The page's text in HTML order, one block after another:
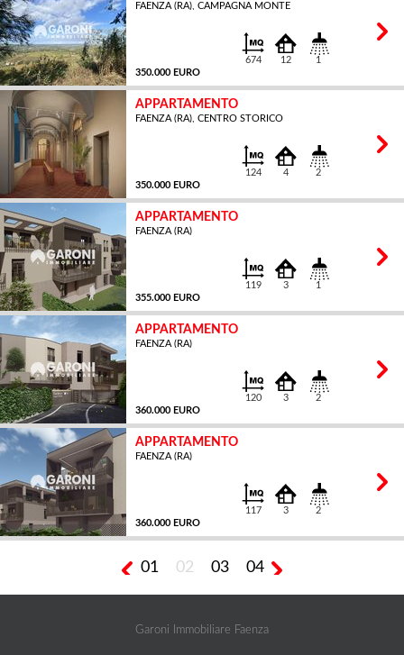
FAENZA (RA), CAMPAGNA MONTE
350.000 EURO
674 12 1
APPARTAMENTO
FAENZA (RA), CENTRO STORICO
350.000 EURO
124 4 2
APPARTAMENTO
FAENZA (RA)
355.000 EURO
119 3 1
APPARTAMENTO
FAENZA (RA)
360.000 EURO
120 3 2
APPARTAMENTO
FAENZA (RA)
360.000 EURO
117 3 2
01 02 03 04
Garoni Immobiliare Faenza